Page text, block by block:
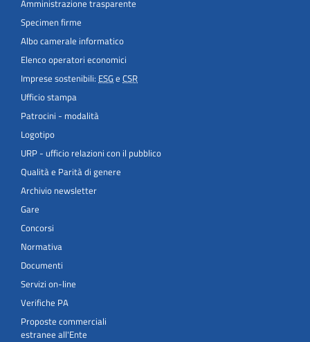
Amministrazione trasparente
Specimen firme
Albo camerale informatico
Elenco operatori economici
Imprese sostenibili: ESGe CSR
Ufficio stampa
Patrocini - modalità
Logotipo
URP - ufficio relazioni con il pubblico
Qualità e Parità di genere
Archivio newsletter
Gare
Concorsi
Normativa
Documenti
Servizi on-line
Verifiche PA
Proposte commerciali
estranee all'Ente